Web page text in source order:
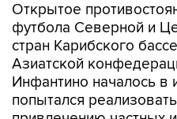
Открытое
футбола Северной и
стран Карибского
Азиатской
Инфантино началось в
попытался